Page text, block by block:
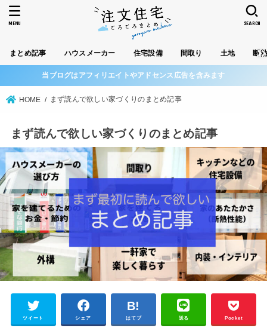
まとめ記事 ハウスメーカー 住宅設備 間取り 土地 断
SEARCH
MENU
当ブログはアフィリエイトやアドセンス広告を含みます
HOME まず読んで欲しい家づくりのまとめ記事
まず読んで欲しい家づくりのまとめ記事
ツイート シェア はてブ 送る Pocket